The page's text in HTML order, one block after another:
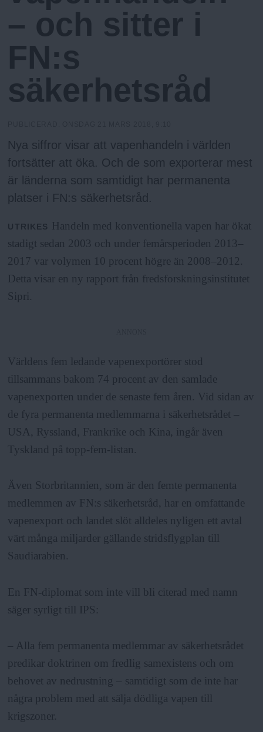
N
u
n
y
– och sitter i
FN:s
säkerhetsråd
Nya siffror visar att vapenhandeln i världen
fortsätter att öka. Och de som exporterar mest
är länderna som samtidigt har permanenta
platser i FN:s säkerhetsråd.
UTRIKES
Handeln med konventionella vapen har ökat
stadigt sedan 2003 och under femårsperioden 2013–
2017 var volymen 10 procent högre än 2008–2012.
Detta visar en ny rapport från fredsforskningsinstitutet
Sipri.
Världens fem ledande vapenexportörer stod
tillsammans bakom 74 procent av den samlade
vapenexporten under de senaste fem åren. Vid sidan av
de fyra permanenta medlemmarna i säkerhetsrådet –
USA, Ryssland, Frankrike och Kina, ingår även
Tyskland på topp-fem-listan.
Även Storbritannien, som är den femte permanenta
medlemmen av FN:s säkerhetsråd, har en omfattande
vapenexport och landet slöt alldeles nyligen ett avtal
värt många miljarder gällande stridsflygplan till
Saudiarabien.
En FN-diplomat som inte vill bli citerad med namn
säger syrligt till IPS:
– Alla fem permanenta medlemmar av säkerhetsrådet
predikar doktrinen om fredlig samexistens och om
behovet av nedrustning – samtidigt som de inte har
några problem med att sälja dödliga vapen till
krigszoner.